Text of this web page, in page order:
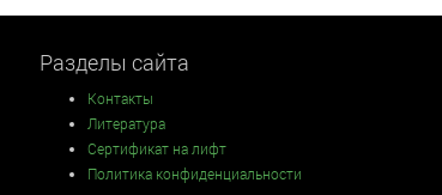
Разделы сайта
Контакты
Литература
Сертификат на лифт
Политика конфиденциальности